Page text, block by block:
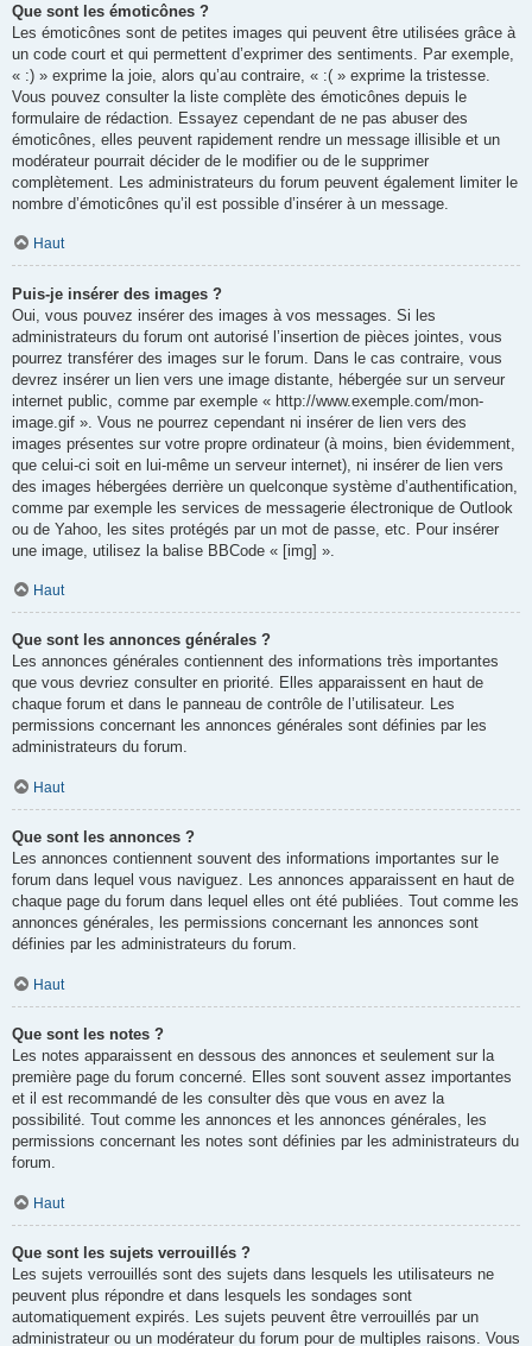
Que sont les émoticônes ?
Les émoticônes sont de petites images qui peuvent être utilisées grâce à
un code court et qui permettent d’exprimer des sentiments. Par exemple,
« :) » exprime la joie, alors qu’au contraire, « :( » exprime la tristesse.
Vous pouvez consulter la liste complète des émoticônes depuis le
formulaire de rédaction. Essayez cependant de ne pas abuser des
émoticônes, elles peuvent rapidement rendre un message illisible et un
modérateur pourrait décider de le modifier ou de le supprimer
complètement. Les administrateurs du forum peuvent également limiter le
nombre d’émoticônes qu’il est possible d’insérer à un message.
Haut
Puis-je insérer des images ?
Oui, vous pouvez insérer des images à vos messages. Si les
administrateurs du forum ont autorisé l’insertion de pièces jointes, vous
pourrez transférer des images sur le forum. Dans le cas contraire, vous
devrez insérer un lien vers une image distante, hébergée sur un serveur
internet public, comme par exemple « http://www.exemple.com/mon-
image.gif ». Vous ne pourrez cependant ni insérer de lien vers des
images présentes sur votre propre ordinateur (à moins, bien évidemment,
que celui-ci soit en lui-même un serveur internet), ni insérer de lien vers
des images hébergées derrière un quelconque système d’authentification,
comme par exemple les services de messagerie électronique de Outlook
ou de Yahoo, les sites protégés par un mot de passe, etc. Pour insérer
une image, utilisez la balise BBCode « [img] ».
Haut
Que sont les annonces générales ?
Les annonces générales contiennent des informations très importantes
que vous devriez consulter en priorité. Elles apparaissent en haut de
chaque forum et dans le panneau de contrôle de l’utilisateur. Les
permissions concernant les annonces générales sont définies par les
administrateurs du forum.
Haut
Que sont les annonces ?
Les annonces contiennent souvent des informations importantes sur le
forum dans lequel vous naviguez. Les annonces apparaissent en haut de
chaque page du forum dans lequel elles ont été publiées. Tout comme les
annonces générales, les permissions concernant les annonces sont
définies par les administrateurs du forum.
Haut
Que sont les notes ?
Les notes apparaissent en dessous des annonces et seulement sur la
première page du forum concerné. Elles sont souvent assez importantes
et il est recommandé de les consulter dès que vous en avez la
possibilité. Tout comme les annonces et les annonces générales, les
permissions concernant les notes sont définies par les administrateurs du
forum.
Haut
Que sont les sujets verrouillés ?
Les sujets verrouillés sont des sujets dans lesquels les utilisateurs ne
peuvent plus répondre et dans lesquels les sondages sont
automatiquement expirés. Les sujets peuvent être verrouillés par un
administrateur ou un modérateur du forum pour de multiples raisons. Vous